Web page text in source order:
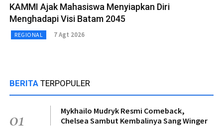
KAMMI Ajak Mahasiswa Menyiapkan Diri
Menghadapi Visi Batam 2045
REGIONAL 7 Agt 2026
BERITA TERPOPULER
01
Mykhailo Mudryk Resmi Comeback,
Chelsea Sambut Kembalinya Sang Winger